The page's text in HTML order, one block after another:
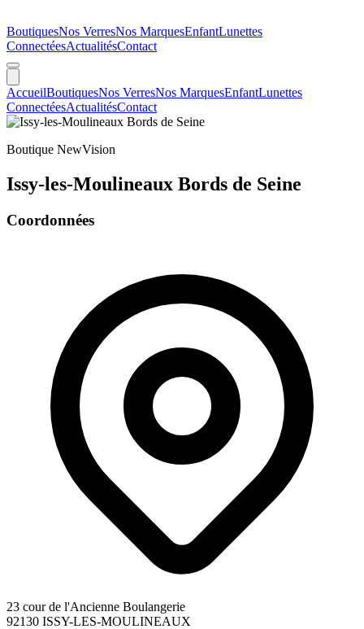
BoutiquesNos VerresNos MarquesEnfantLunettes
ConnectéesActualitésContact
AccueilBoutiquesNos VerresNos MarquesEnfantLunettes
ConnectéesActualitésContact
Boutique NewVision
Issy-les-Moulineaux Bords de Seine
Coordonnées
23 cour de l'Ancienne Boulangerie
92130 ISSY-LES-MOULINEAUX